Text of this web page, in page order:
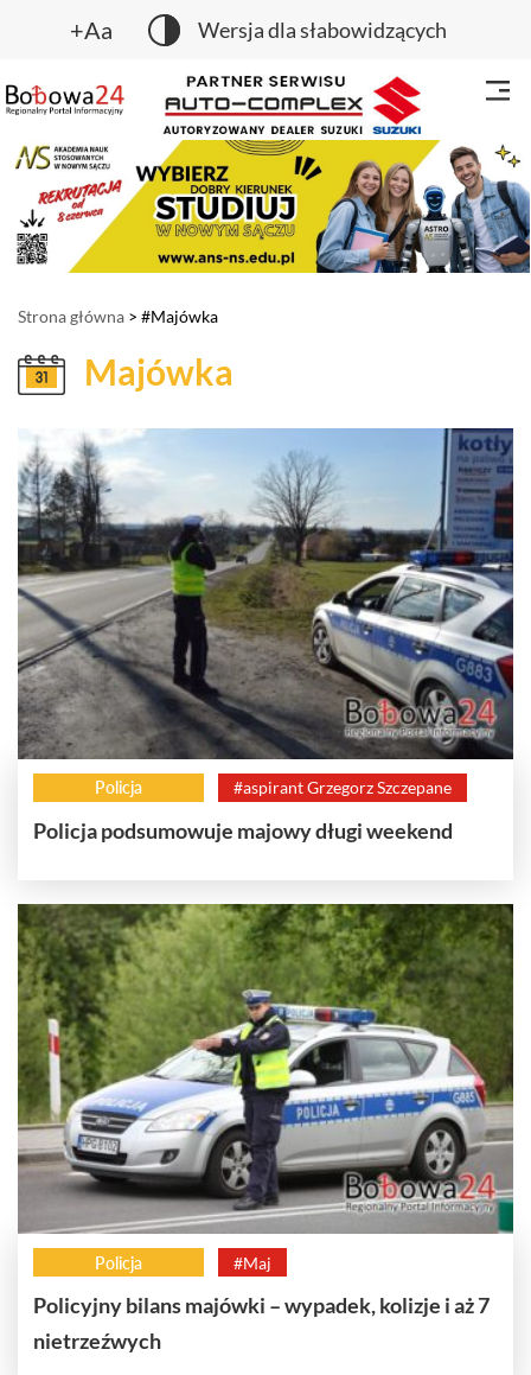
+Aa Wersja dla słabowidzących
Strona główna > #Majówka
Majówka
Policja #aspirant Grzegorz Szczepane
Policja podsumowuje majowy długi weekend
Policja #Maj
Policyjny bilans majówki – wypadek, kolizje i aż 7
nietrzeźwych